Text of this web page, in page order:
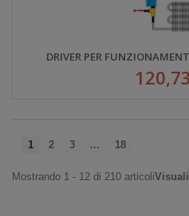
DRIVER PER
1 2 3 ... 18
Mostrando 1 - 12 di 210 articoli